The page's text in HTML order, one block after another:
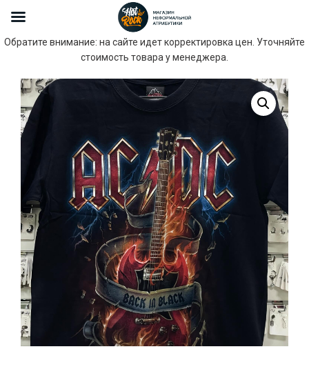
Обратите внимание: на сайте идет корректировка цен. Уточняйте
стоимость товара у менеджера.